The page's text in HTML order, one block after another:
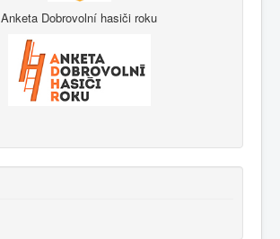
Anketa Dobrovolní hasiči roku